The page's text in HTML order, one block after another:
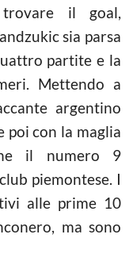
il goal,
sia parsa
partite e la
Mettendo a
argentino
poi con la maglia
il numero 9
piemontese. I
alle prime 10
ma sono